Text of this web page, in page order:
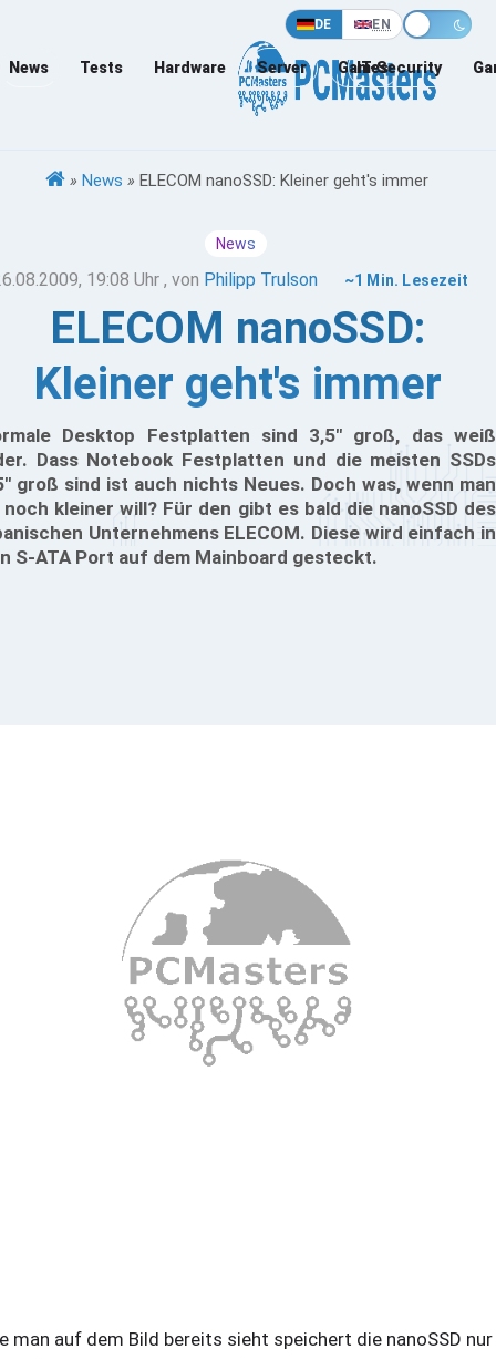
DE EN
News Tests Hardware Server Games
IT-Security
» News » ELECOM nanoSSD: Kleiner geht's immer
News
19:08 Uhr , von Philipp Trulson ~1 Min. Lesezeit
ELECOM nanoSSD:
Kleiner geht's immer
Desktop Festplatten sind 3,5" groß, das weiß
Dass Notebook Festplatten und die meisten SSDs
groß sind ist auch nichts Neues. Doch was, wenn man
noch kleiner will? Für den gibt es bald die nanoSSD des
Unternehmens ELECOM. Diese wird einfach in
S-ATA Port auf dem Mainboard gesteckt.
man auf dem Bild bereits sieht speichert die nanoSSD nur